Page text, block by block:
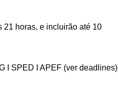
21 horas, e incluirão até 10
I SPED I APEF (ver deadlines)